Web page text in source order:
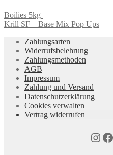
Boilies 5kg
Krill SF – Base Mix Pop Ups
Zahlungsarten
Widerrufsbelehrung
Zahlungsmethoden
AGB
Impressum
Zahlung und Versand
Datenschutzerklärung
Cookies verwalten
Vertrag widerrufen